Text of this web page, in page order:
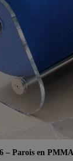
Aperçu rapide